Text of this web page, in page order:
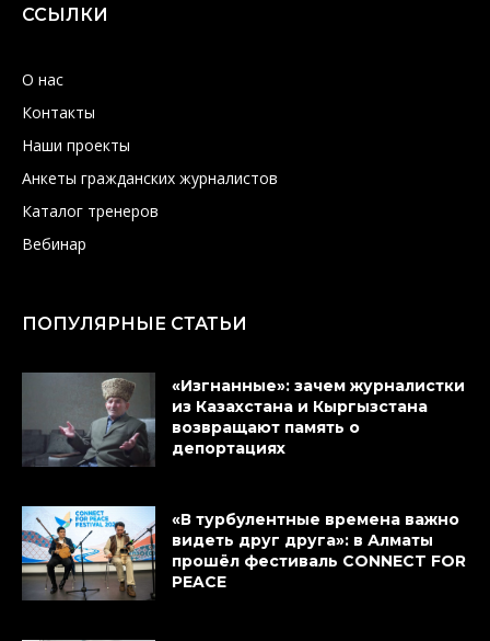
ССЫЛКИ
О нас
Контакты
Наши проекты
Анкеты гражданских журналистов
Каталог тренеров
Вебинар
ПОПУЛЯРНЫЕ СТАТЬИ
«Изгнанные»: зачем журналистки
из Казахстана и Кыргызстана
возвращают память о
депортациях
«В турбулентные времена важно
видеть друг друга»: в Алматы
прошёл фестиваль CONNECT FOR
PEACE